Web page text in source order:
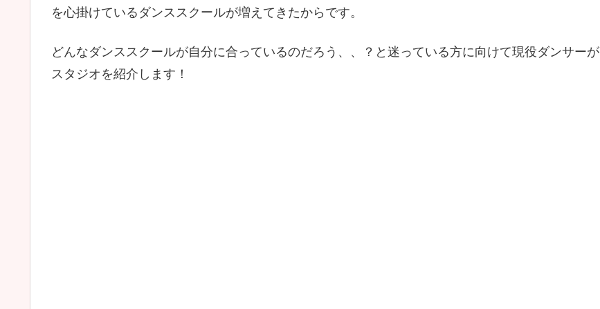
を心掛けているダンススクールが増えてきたからです。
どんなダンススクールが自分に合っているのだろう、、？と迷っている方に向けて現役ダンサーが
スタジオを紹介します！